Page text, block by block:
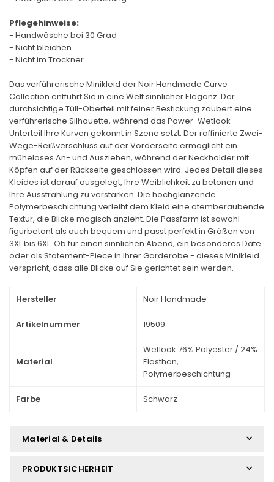
Pflegehinweise:
- Handwäsche bei 30 Grad
- Nicht bleichen
- Nicht im Trockner
Das verführerische Minikleid der Noir Handmade Curve
Collection entführt Sie in eine Welt sinnlicher Eleganz. Der
durchsichtige Tüll-Oberteil mit feiner Bestickung zaubert eine
verführerische Silhouette, während das Power-Wetlook-
Unterteil Ihre Kurven gekonnt in Szene setzt. Der raffinierte Zwei-
Wege-Reißverschluss auf der Vorderseite ermöglicht ein
müheloses An- und Ausziehen, während der Neckholder mit
Köpfen auf der Rückseite geschlossen wird. Jedes Detail dieses
Kleides ist darauf ausgelegt, Ihre Weiblichkeit zu betonen und
Ihre Ausstrahlung zu verstärken. Die hochglänzende
Polymerbeschichtung verleiht dem Kleid eine atemberaubende
Textur, die Blicke magisch anzieht. Die Passform ist sowohl
figurbetont als auch bequem und passt perfekt in Größen von
3XL bis 6XL. Ob für einen sinnlichen Abend, ein besonderes Date
oder als Statement-Piece in Ihrer Garderobe - dieses Minikleid
verspricht, dass alle Blicke auf Sie gerichtet sein werden.
Hersteller Noir Handmade
Artikelnummer 19509
Material
Wetlook 76% Polyester / 24%
Elasthan,
Polymerbeschichtung
Farbe Schwarz
Material & Details
PRODUKTSICHERHEIT